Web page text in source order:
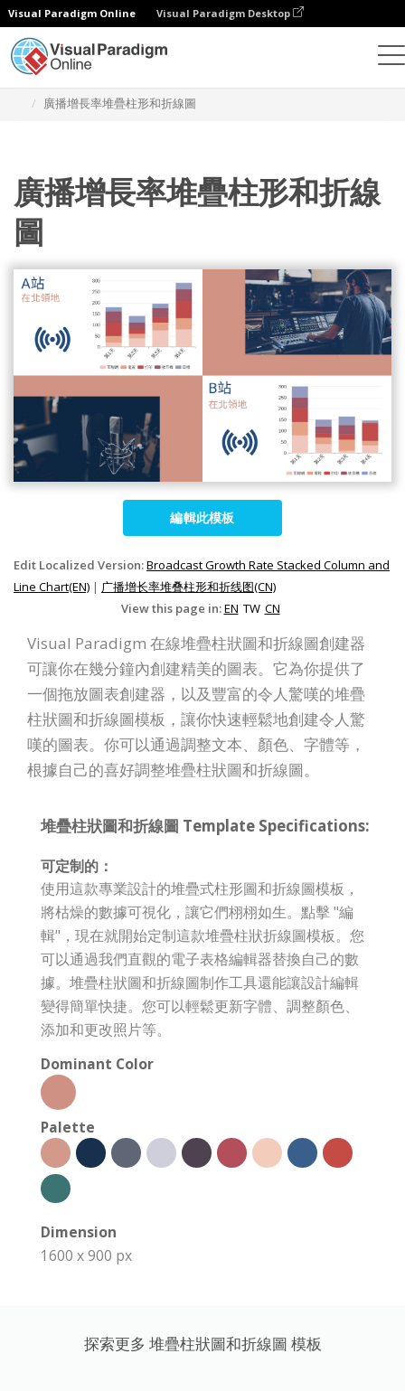
Visual Paradigm Online Visual Paradigm Desktop
廣播增長率堆疊柱形和折線圖
廣播增長率堆疊柱形和折線
圖
編輯此模板
Edit Localized Version:Broadcast Growth Rate Stacked Column and
Line Chart(EN) | 广播增长率堆叠柱形和折线图(CN)
View this page in:EN TW CN
Visual Paradigm 在線堆疊柱狀圖和折線圖創建器
可讓你在幾分鐘內創建精美的圖表。它為你提供了
一個拖放圖表創建器，以及豐富的令人驚嘆的堆疊
柱狀圖和折線圖模板，讓你快速輕鬆地創建令人驚
嘆的圖表。你可以通過調整文本、顏色、字體等，
根據自己的喜好調整堆疊柱狀圖和折線圖。
堆疊柱狀圖和折線圖 Template Specifications:
可定制的：
使用這款專業設計的堆疊式柱形圖和折線圖模板，
將枯燥的數據可視化，讓它們栩栩如生。點擊 "編
輯"，現在就開始定制這款堆疊柱狀折線圖模板。您
可以通過我們直觀的電子表格編輯器替換自己的數
據。堆疊柱狀圖和折線圖制作工具還能讓設計編輯
變得簡單快捷。您可以輕鬆更新字體、調整顏色、
添加和更改照片等。
Dominant Color
Palette
Dimension
1600 x 900 px
探索更多 堆疊柱狀圖和折線圖 模板